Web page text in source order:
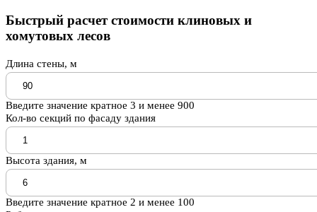
Быстрый расчет стоимости клиновых и
хомутовых лесов
Длина стены, м
Введите значение кратное 3 и менее 900
Кол-во секций по фасаду здания
Высота здания, м
Введите значение кратное 2 и менее 100